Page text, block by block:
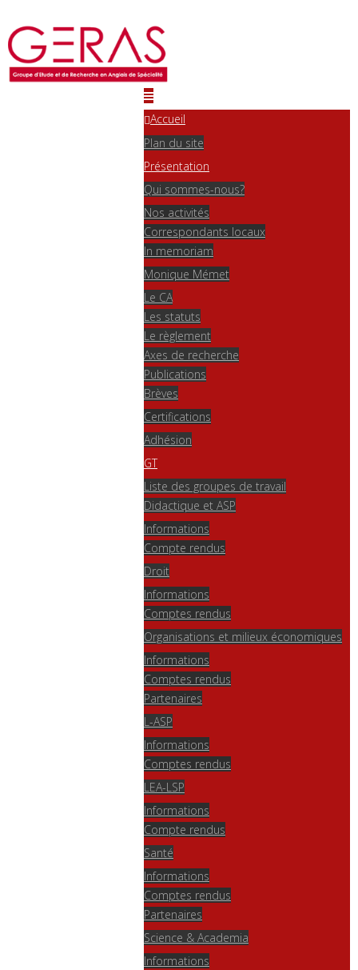
Accueil
Plan du site
Présentation
Qui sommes-nous?
Nos activités
Correspondants locaux
In memoriam
Monique Mémet
Le CA
Les statuts
Le règlement
Axes de recherche
Publications
Brèves
Certifications
Adhésion
GT
Liste des groupes de travail
Didactique et ASP
Informations
Compte rendus
Droit
Informations
Comptes rendus
Organisations et milieux économiques
Informations
Comptes rendus
Partenaires
L-ASP
Informations
Comptes rendus
LEA-LSP
Informations
Compte rendus
Santé
Informations
Comptes rendus
Partenaires
Science & Academia
Informations